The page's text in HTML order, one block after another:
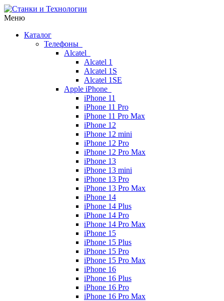
Меню
Каталог
Телефоны
Alcatel
Alcatel 1
Alcatel 1S
Alcatel 1SE
Apple iPhone
iPhone 11
iPhone 11 Pro
iPhone 11 Pro Max
iPhone 12
iPhone 12 mini
iPhone 12 Pro
iPhone 12 Pro Max
iPhone 13
iPhone 13 mini
iPhone 13 Pro
iPhone 13 Pro Max
iPhone 14
iPhone 14 Plus
iPhone 14 Pro
iPhone 14 Pro Max
iPhone 15
iPhone 15 Plus
iPhone 15 Pro
iPhone 15 Pro Max
iPhone 16
iPhone 16 Plus
iPhone 16 Pro
iPhone 16 Pro Max